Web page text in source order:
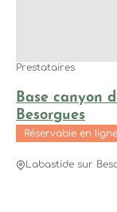
Base canyon
Besorgues
Prestataires
Réservable en ligne
Labastide sur